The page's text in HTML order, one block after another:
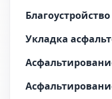
Укладка